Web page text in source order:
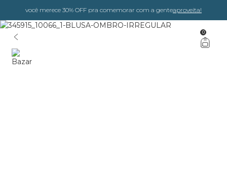
você merece 30% OFF pra comemorar com a genteaproveita!
0